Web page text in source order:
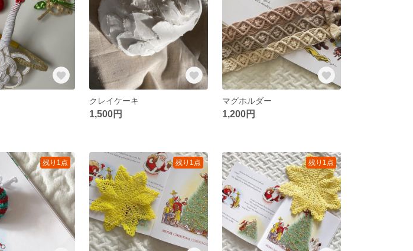
クレイケーキ
1,500円
マグホルダー
1,200円
残り1点 残り1点 残り1点